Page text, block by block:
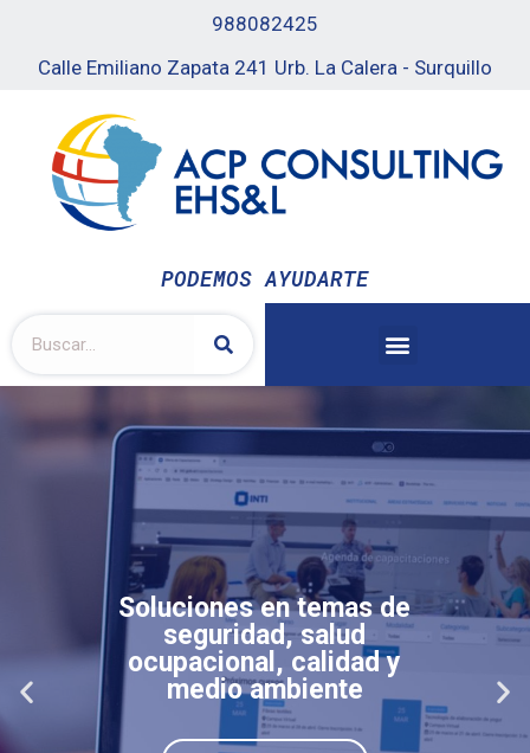
988082425
Calle Emiliano Zapata 241 Urb. La Calera - Surquillo
PODEMOS AYUDARTE
Conformado por
profesionales altamente
calificados y de amplia
experiencia a nivel
nacional.